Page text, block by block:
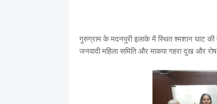
गुरुग्राम के मदनपुरी इलाके में स्थित श्मशान घाट की
जनवादी महिला समिति और माकपा गहरा दुख और